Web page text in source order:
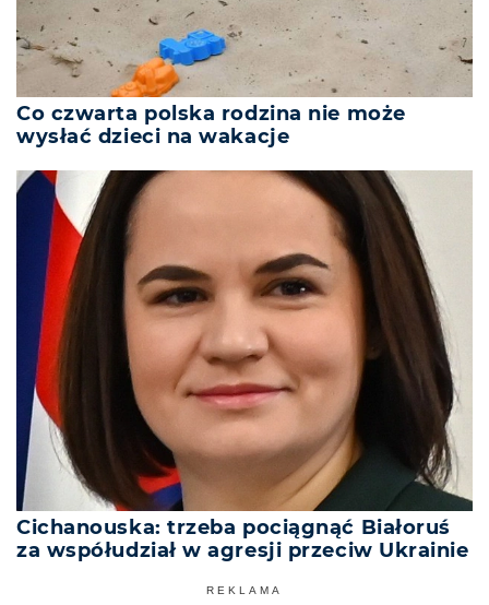
Co czwarta polska rodzina nie może
wysłać dzieci na wakacje
Cichanouska: trzeba pociągnąć Białoruś
za współudział w agresji przeciw Ukrainie
REKLAMA